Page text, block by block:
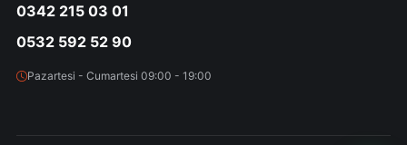
0342 215 03 01
0532 592 52 90
Pazartesi - Cumartesi 09:00 - 19:00